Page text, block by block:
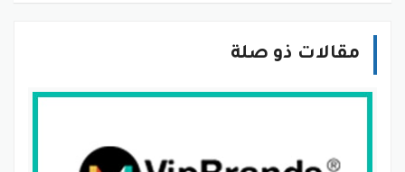
مقالات ذو صلة